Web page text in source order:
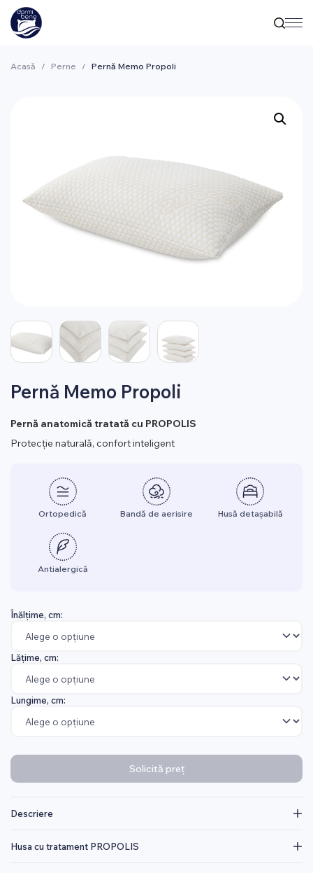
Acasă / Perne / Pernă Memo Propoli
Pernă Memo Propoli
Pernă anatomică tratată cu PROPOLIS
Protecție naturală, confort inteligent
Ortopedică Bandă de aerisire Husă detașabilă
Antialergică
Înălțime, cm:
Lățime, cm:
Lungime, cm:
Solicită preț
Descriere
Husa cu tratament PROPOLIS